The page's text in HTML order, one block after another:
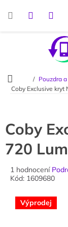
Domů
Pouzdra
Coby Exclusive kryt
Coby
720
Průměrné
hodnocení
5,0
1 hodnocení
Kód: 1609680
Výprodej